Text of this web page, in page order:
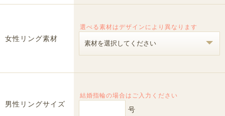
女性リング素材
選べる素材はデザインにより異なります
男性リングサイズ
結婚指輪の場合はご入力ください
号